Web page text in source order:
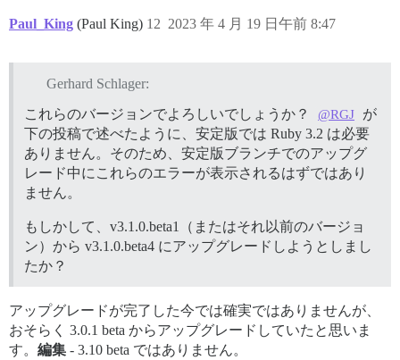
Paul_King (Paul King) 2023 年 4 月 19 日午前 8:47
12
Gerhard Schlager:
これらのバージョンでよろしいでしょうか？
@RGJ
が
下の投稿で述べたように、安定版では Ruby 3.2 は必要
ありません。そのため、安定版ブランチでのアップグ
レード中にこれらのエラーが表示されるはずではあり
ません。
もしかして、v3.1.0.beta1（またはそれ以前のバージョ
ン）から v3.1.0.beta4 にアップグレードしようとしまし
たか？
アップグレードが完了した今では確実ではありませんが、
おそらく 3.0.1 beta からアップグレードしていたと思いま
す。 編集 - 3.10 beta ではありません。